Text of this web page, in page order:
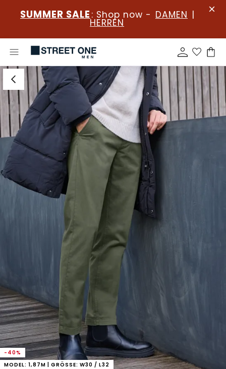
SUMMER SALE : Shop now - DAMEN |
HERREN
-40%
MODEL: 1,87M | GRÖSSE: W30 / L32